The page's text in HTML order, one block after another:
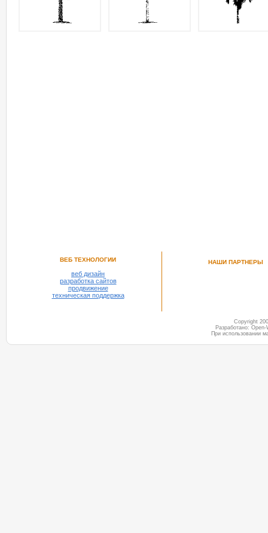
ВЕБ ТЕХНОЛОГИИ
веб дизайн
разработка сайтов
продвижение
техническая поддержка
НАШИ ПАРТНЕРЫ
Copyright
Разработано:
При использовании